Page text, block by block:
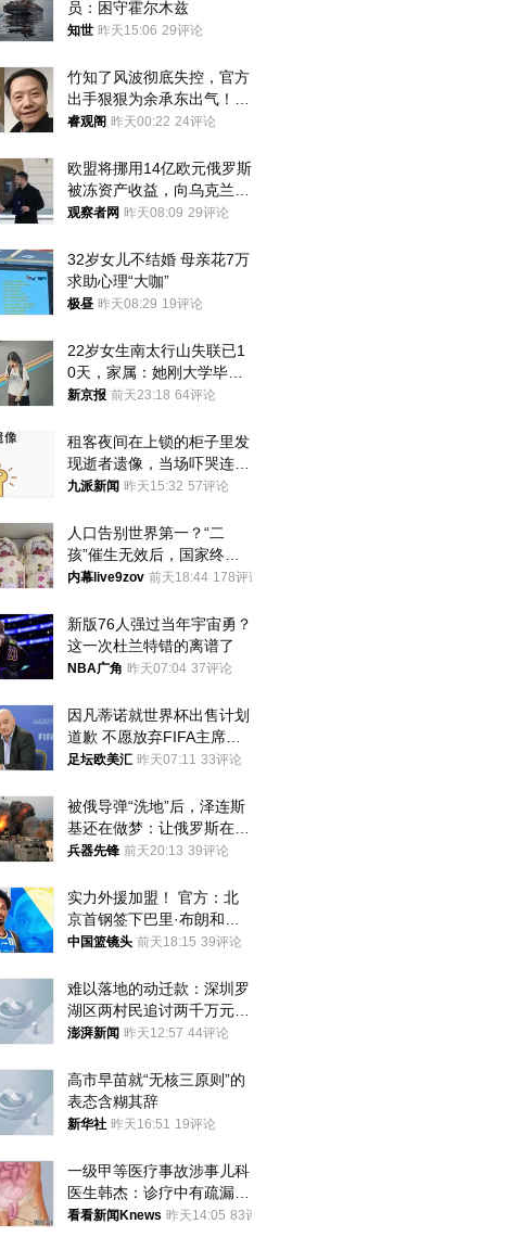
员：困守霍尔木兹
知世 昨天15:06 29评论
竹知了风波彻底失控，官方
出手狠狠为余承东出气！雷
军果然没说错
睿观阁 昨天00:22 24评论
欧盟将挪用14亿欧元俄罗斯
被冻资产收益，向乌克兰提
供援助
观察者网 昨天08:09 29评论
32岁女儿不结婚 母亲花7万
求助心理“大咖”
极昼 昨天08:29 19评论
22岁女生南太行山失联已1
0天，家属：她刚大学毕业
想到山里旅行
新京报 前天23:18 64评论
租客夜间在上锁的柜子里发
现逝者遗像，当场吓哭连夜
搬离，房东退还押金
九派新闻 昨天15:32 57评论
人口告别世界第一？“二
孩”催生无效后，国家终于
向住房出手了！
内幕live9zov 前天18:44 178评论
新版76人强过当年宇宙勇？
这一次杜兰特错的离谱了
NBA广角 昨天07:04 37评论
因凡蒂诺就世界杯出售计划
道歉 不愿放弃FIFA主席职
位
足坛欧美汇 昨天07:11 33评论
被俄导弹“洗地”后，泽连斯
基还在做梦：让俄罗斯在冬
季前求和？
兵器先锋 前天20:13 39评论
实力外援加盟！ 官方：北
京首钢签下巴里·布朗和桑
普森
中国篮镜头 前天18:15 39评论
难以落地的动迁款：深圳罗
湖区两村民追讨两千万元动
迁款八年未果
澎湃新闻 昨天12:57 44评论
高市早苗就“无核三原则”的
表态含糊其辞
新华社 昨天16:51 19评论
一级甲等医疗事故涉事儿科
医生韩杰：诊疗中有疏漏，
我认错，但不能认罪
看看新闻Knews 昨天14:05 83评论